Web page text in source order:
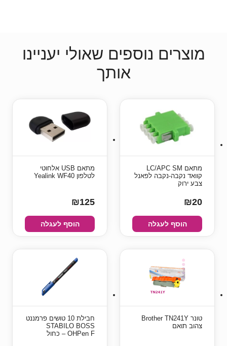
מוצרים נוספים שאולי יעניינו
אותך
מתאם LC/APC SM
קוואד נקבה-נקבה לפאנל
צבע ירוק
₪20
הוסף לעגלה
מתאם USB אלחוטי
לטלפון Yealink WF40
₪125
הוסף לעגלה
טונר Brother TN241Y
צהוב תואם
חבילת 10 טושים פרמננט
STABILO BOSS
OHPen F – כחול